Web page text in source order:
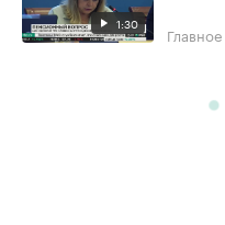
1:30 Главное